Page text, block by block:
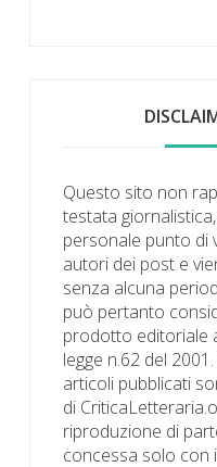
Questo sito non
testata
personale punto di
autori dei post e
senza alcuna
può pertanto
prodotto editoriale
legge n.62 del
articoli pubblicati
di
riproduzione di
concessa solo con